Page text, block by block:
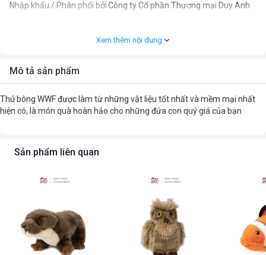
Nhập khẩu / Phân phối bởi Công ty Cổ phần Thương mại Duy Anh
Xem thêm nội dung
Mô tả sản phẩm
Thú bông WWF được làm từ những vật liệu tốt nhất và mềm mại nhất
hiện có, là món quà hoàn hảo cho những đứa con quý giá của bạn
Sản phẩm liên quan